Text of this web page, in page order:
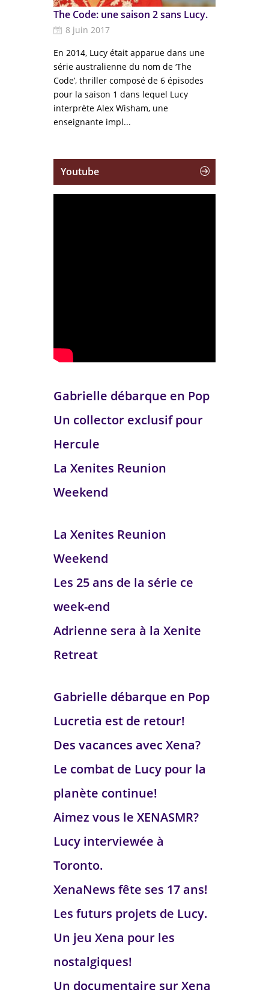
The Code: une saison 2 sans Lucy.
8 juin 2017
En 2014, Lucy était apparue dans une
série australienne du nom de ‘The
Code’, thriller composé de 6 épisodes
pour la saison 1 dans lequel Lucy
interprète Alex Wisham, une
enseignante impl...
Youtube
Gabrielle débarque en Pop
Un collector exclusif pour
Hercule
La Xenites Reunion
Weekend
La Xenites Reunion
Weekend
Les 25 ans de la série ce
week-end
Adrienne sera à la Xenite
Retreat
Gabrielle débarque en Pop
Lucretia est de retour!
Des vacances avec Xena?
Le combat de Lucy pour la
planète continue!
Aimez vous le XENASMR?
Lucy interviewée à
Toronto.
XenaNews fête ses 17 ans!
Les futurs projets de Lucy.
Un jeu Xena pour les
nostalgiques!
Un documentaire sur Xena